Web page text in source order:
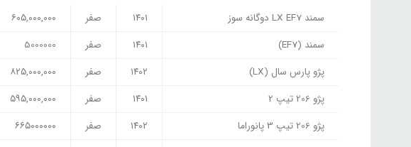
سمند LX EF7 دوگانه سوز ۱۴۰۱ صفر
۶۰۵,۰۰۰,۰۰۰
سمند (EF7)
۱۴۰۱ صفر
5000000
پژو پارس سال (LX)
۱۴۰۲ صفر
۸۲۵,۰۰۰,۰۰۰
پژو 206 تیپ 2
۱۴۰۱ صفر
۵۹۵,۰۰۰,۰۰۰
پژو 206 تیپ 3 پانوراما
۱۴۰۲ صفر
۶۶۵۰۰۰۰۰۰